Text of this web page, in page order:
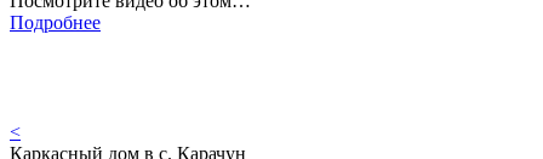
Подробнее
<
Каркасный дом в с. Карачун